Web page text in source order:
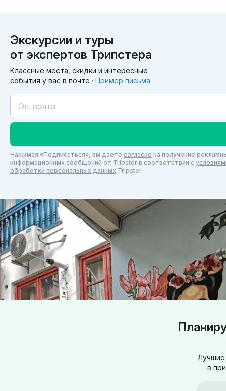
Экскурсии и туры
от экспертов Трипстера
Классные места, скидки и интересные
события у вас в почте · Пример письма
Нажимая «Подписаться», вы даете согласие на получение
информационных сообщений от Tripster в соответствии c
обработки персональных данных Tripster
в